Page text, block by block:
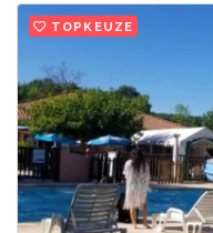
TOPKEUZE